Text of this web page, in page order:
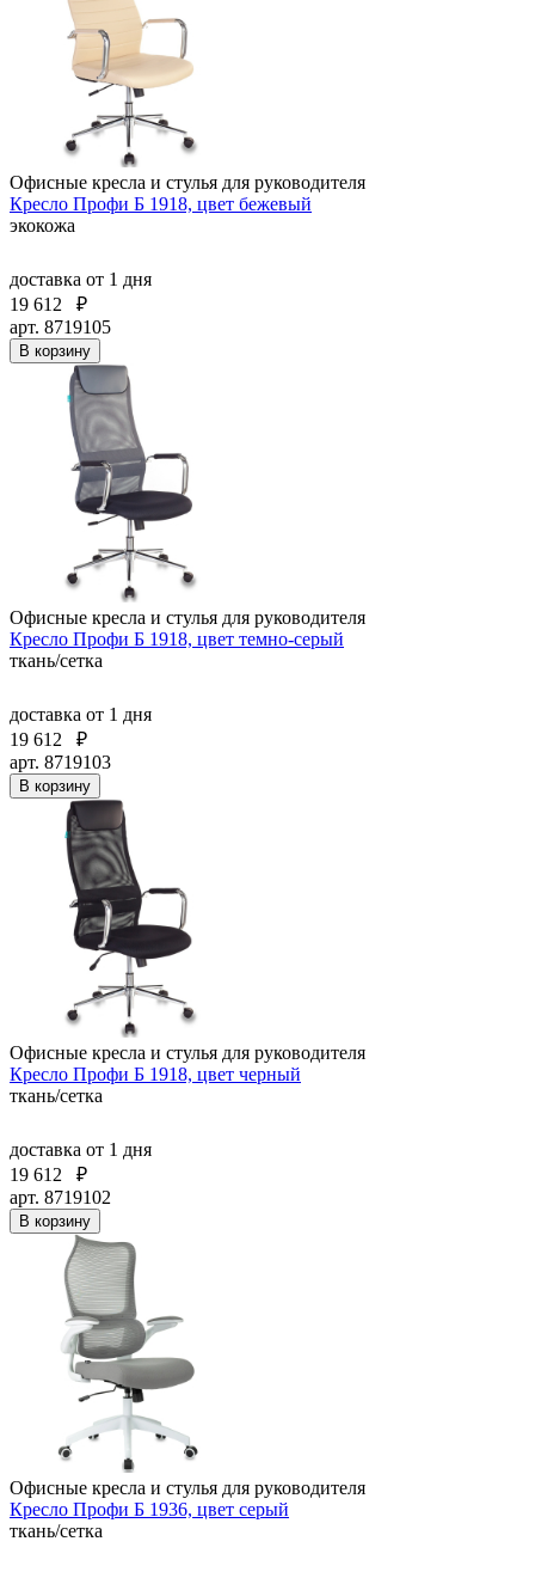
Офисные кресла и стулья для руководителя
Кресло Профи Б 1918, цвет бежевый
экокожа
доставка от 1 дня
19 612
₽
арт. 8719105
В корзину
Офисные кресла и стулья для руководителя
Кресло Профи Б 1918, цвет темно-серый
ткань/сетка
доставка от 1 дня
19 612
₽
арт. 8719103
В корзину
Офисные кресла и стулья для руководителя
Кресло Профи Б 1918, цвет черный
ткань/сетка
доставка от 1 дня
19 612
₽
арт. 8719102
В корзину
Офисные кресла и стулья для руководителя
Кресло Профи Б 1936, цвет серый
ткань/сетка